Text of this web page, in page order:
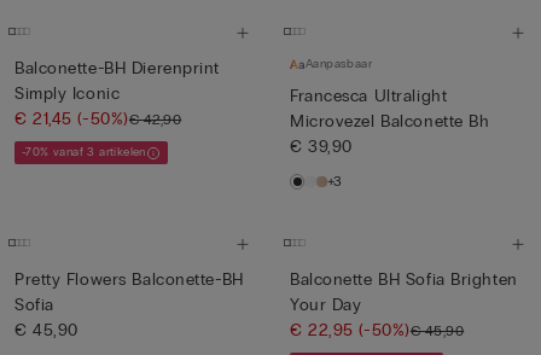
Balconette-BH Dierenprint
Simply Iconic
€ 21,45(-50%)€ 42,90
-70% vanaf 3 artikelen
Aanpasbaar
Francesca Ultralight
Microvezel Balconette Bh
€ 39,90
+3
Pretty Flowers Balconette-BH
Sofia
€ 45,90
Balconette BH Sofia Brighten
Your Day
€ 22,95(-50%)€ 45,90